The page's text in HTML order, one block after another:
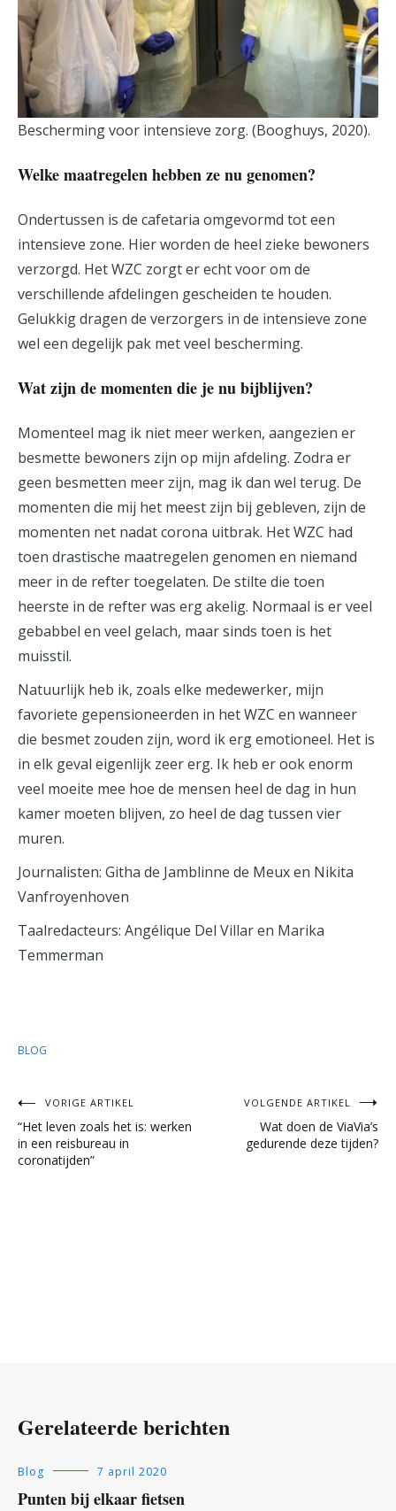
Bescherming voor intensieve zorg. (Booghuys, 2020).
Welke maatregelen hebben ze nu genomen?
Ondertussen is de cafetaria omgevormd tot een
intensieve zone. Hier worden de heel zieke bewoners
verzorgd. Het WZC zorgt er echt voor om de
verschillende afdelingen gescheiden te houden.
Gelukkig dragen de verzorgers in de intensieve zone
wel een degelijk pak met veel bescherming.
Wat zijn de momenten die je nu bijblijven?
Momenteel mag ik niet meer werken, aangezien er
besmette bewoners zijn op mijn afdeling. Zodra er
geen besmetten meer zijn, mag ik dan wel terug. De
momenten die mij het meest zijn bij gebleven, zijn de
momenten net nadat corona uitbrak. Het WZC had
toen drastische maatregelen genomen en niemand
meer in de refter toegelaten. De stilte die toen
heerste in de refter was erg akelig. Normaal is er veel
gebabbel en veel gelach, maar sinds toen is het
muisstil.
Natuurlijk heb ik, zoals elke medewerker, mijn
favoriete gepensioneerden in het WZC en wanneer
die besmet zouden zijn, word ik erg emotioneel. Het is
in elk geval eigenlijk zeer erg. Ik heb er ook enorm
veel moeite mee hoe de mensen heel de dag in hun
kamer moeten blijven, zo heel de dag tussen vier
muren.
Journalisten: Githa de Jamblinne de Meux en Nikita
Vanfroyenhoven
Taalredacteurs: Angélique Del Villar en Marika
Temmerman
BLOG
Bericht
navigatie
VORIGE ARTIKEL
“Het leven zoals het is: werken
in een reisbureau in
coronatijden”
VOLGENDE ARTIKEL
Wat doen de ViaVia’s
gedurende deze tijden?
Gerelateerde berichten
Blog 7 april 2020
Punten bij elkaar fietsen